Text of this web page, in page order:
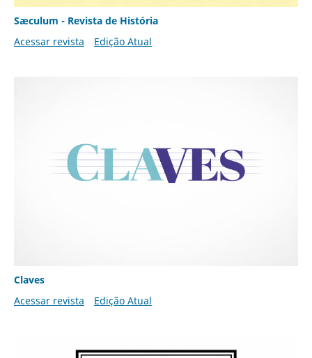
Sæculum - Revista de História
Acessar revista
Edição Atual
Claves
Acessar revista
Edição Atual